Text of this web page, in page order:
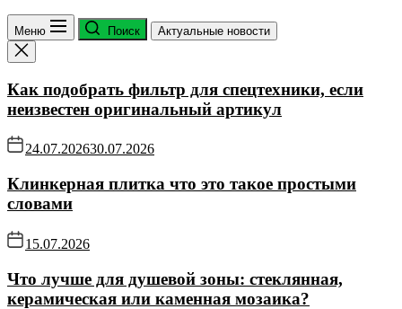
Меню Поиск Актуальные новости
Как подобрать фильтр для спецтехники, если
неизвестен оригинальный артикул
24.07.202630.07.2026
Клинкерная плитка что это такое простыми
словами
15.07.2026
Что лучше для душевой зоны: стеклянная,
керамическая или каменная мозаика?